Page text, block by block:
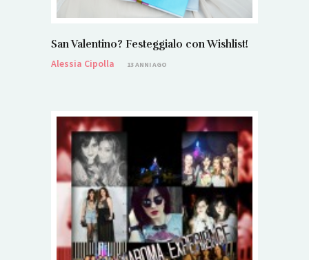
San Valentino? Festeggialo con Wishlist!
Alessia Cipolla
13 ANNI AGO